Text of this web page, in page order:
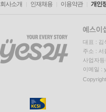
회사소개 인재채용 이용약관 개인
대표 : 김
주소 : 서
사업자
이메일 :